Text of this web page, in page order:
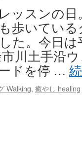
ッスンの
歩いてい
た。今日
川土手沿
ドを停 …
Walking, 癒やし healing